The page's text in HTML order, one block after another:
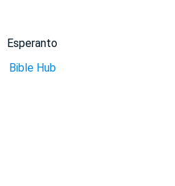
Esperanto
Bible Hub